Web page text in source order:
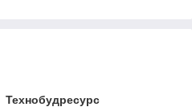
Технобудресурс